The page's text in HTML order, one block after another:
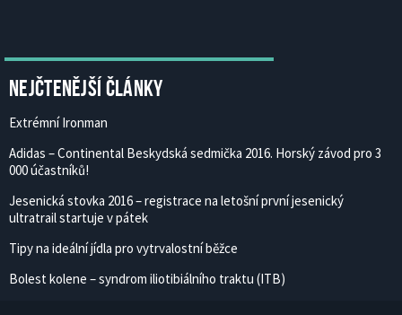
Nejčtenější články
Extrémní Ironman
Adidas – Continental Beskydská sedmička 2016. Horský závod pro 3
000 účastníků!
Jesenická stovka 2016 – registrace na letošní první jesenický
ultratrail startuje v pátek
Tipy na ideální jídla pro vytrvalostní běžce
Bolest kolene – syndrom iliotibiálního traktu (ITB)